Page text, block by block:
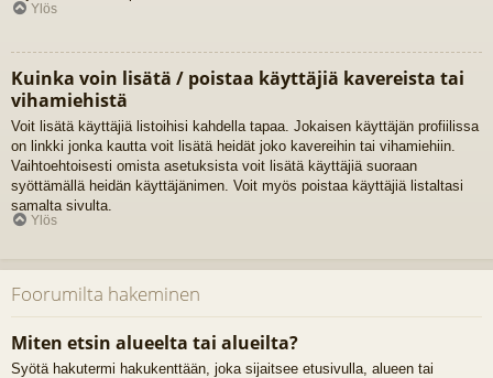
Ylös
Kuinka voin lisätä / poistaa käyttäjiä kavereista tai
vihamiehistä
Voit lisätä käyttäjiä listoihisi kahdella tapaa. Jokaisen käyttäjän profiilissa
on linkki jonka kautta voit lisätä heidät joko kavereihin tai vihamiehiin.
Vaihtoehtoisesti omista asetuksista voit lisätä käyttäjiä suoraan
syöttämällä heidän käyttäjänimen. Voit myös poistaa käyttäjiä listaltasi
samalta sivulta.
Ylös
Foorumilta hakeminen
Miten etsin alueelta tai alueilta?
Syötä hakutermi hakukenttään, joka sijaitsee etusivulla, alueen tai